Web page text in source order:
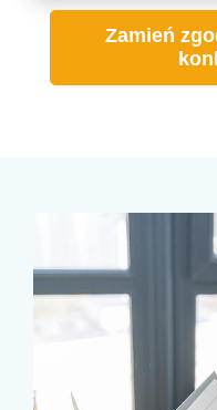
Zamień